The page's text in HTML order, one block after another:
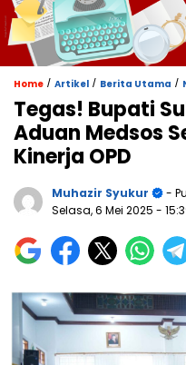
Home / Artikel / Berita Utama /
Tegas! Bupati
Aduan Medsos
Kinerja OPD
Muhazir Syukur
-
Selasa, 6 Mei 2025 -